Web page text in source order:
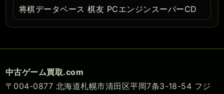
将棋データベース 棋友 PCエンジンスーパーCD
中古ゲーム買取.com
〒004-0877 北海道札幌市清田区平岡7条3-18-54 フジ